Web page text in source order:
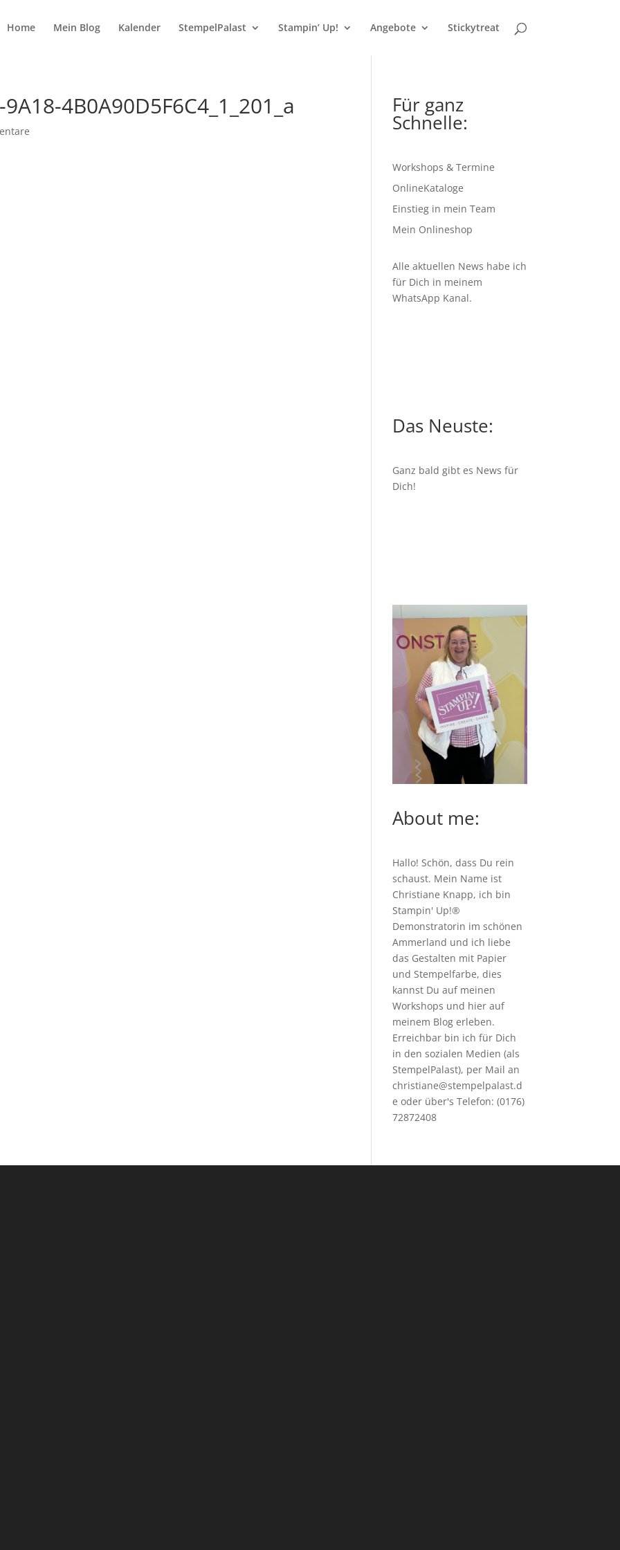
Home Mein Blog Kalender StempelPalast Stampin’ Up! Angebote Stickytreat
4B0A90D5F6C4_1_201_a Für ganz
Schnelle:
Workshops & Termine
OnlineKataloge
Einstieg in mein Team
Mein Onlineshop
Alle aktuellen News habe ich
für Dich in meinem
WhatsApp Kanal.
Das Neuste:
Ganz bald gibt es News für
Dich!
About me:
Hallo! Schön, dass Du rein
schaust. Mein Name ist
Christiane Knapp, ich bin
Stampin' Up!®
Demonstratorin im schönen
Ammerland und ich liebe
das Gestalten mit Papier
und Stempelfarbe, dies
kannst Du auf meinen
Workshops und hier auf
meinem Blog erleben.
Erreichbar bin ich für Dich
in den sozialen Medien (als
StempelPalast), per Mail an
christiane@stempelpalast.d
e oder über's Telefon: (0176)
72872408